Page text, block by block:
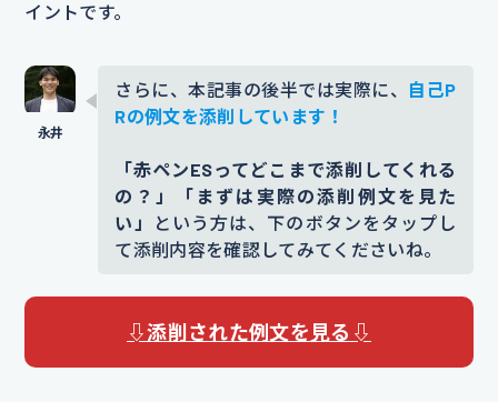
イントです。
さらに、本記事の後半では実際に、 自己P
Rの例文を添削しています！
「赤ペンESってどこまで添削してくれる
の？」「まずは実際の添削例文を見た
い」
という方は、下のボタンをタップし
て添削内容を確認してみてくださいね。
⇩添削された例文を見る⇩